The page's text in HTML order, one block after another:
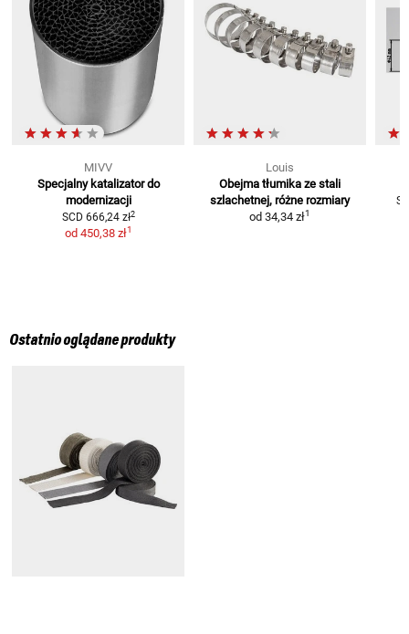
MIVV
Specjalny katalizator do
modernizacji
SCD 666,24 zł2
od 450,38 zł1
Louis
Obejma tłumika ze stali
szlachetnej, różne rozmiary
od 34,34 zł1
Ostatnio oglądane produkty